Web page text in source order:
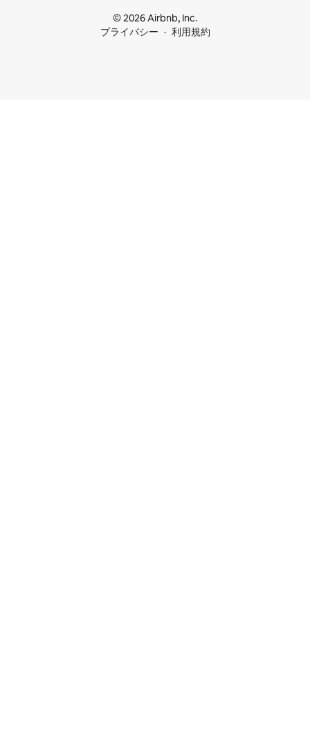
© 2026 Airbnb, Inc.
プライバシー
利用規約